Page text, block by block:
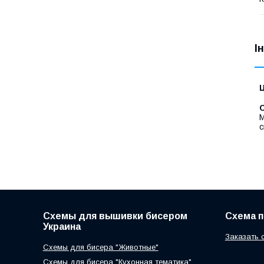
Схемы для вышивки бисером
Украина
Схемы для бисера "Животные"
Схемы для бисера "Кухонная тематика"
Схема
Заказать